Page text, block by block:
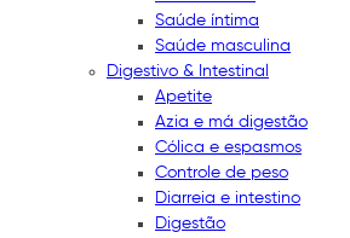
Saúde íntima
Saúde masculina
Digestivo & Intestinal
Apetite
Azia e má digestão
Cólica e espasmos
Controle de peso
Diarreia e intestino
Digestão